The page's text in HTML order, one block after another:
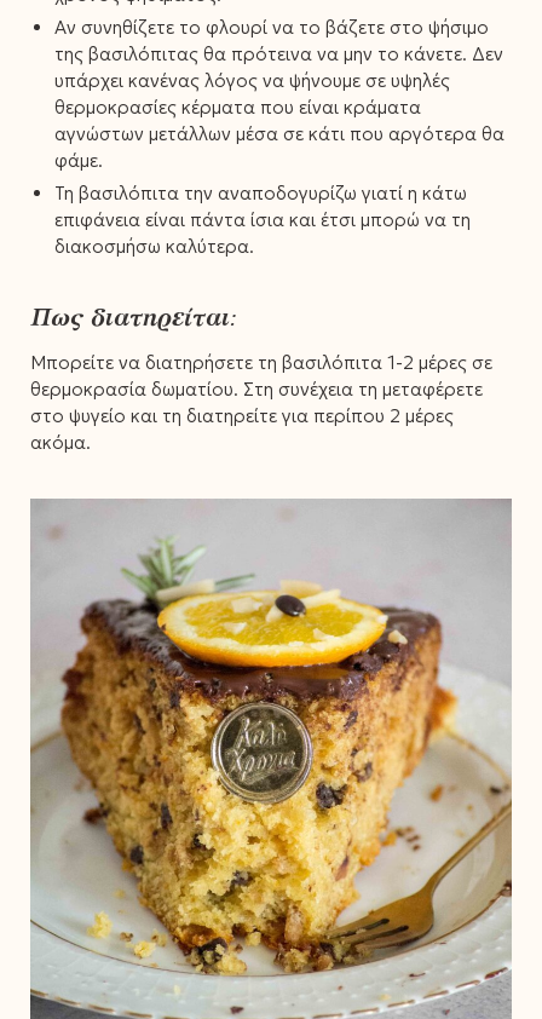
Αν συνηθίζετε το φλουρί να το βάζετε στο ψήσιμο
της βασιλόπιτας θα πρότεινα να μην το κάνετε. Δεν
υπάρχει κανένας λόγος να ψήνουμε σε υψηλές
θερμοκρασίες κέρματα που είναι κράματα
αγνώστων μετάλλων μέσα σε κάτι που αργότερα θα
φάμε.
Τη βασιλόπιτα την αναποδογυρίζω γιατί η κάτω
επιφάνεια είναι πάντα ίσια και έτσι μπορώ να τη
διακοσμήσω καλύτερα.
Πως διατηρείται:
Μπορείτε να διατηρήσετε τη βασιλόπιτα 1-2 μέρες σε
θερμοκρασία δωματίου. Στη συνέχεια τη μεταφέρετε
στο ψυγείο και τη διατηρείτε για περίπου 2 μέρες
ακόμα.